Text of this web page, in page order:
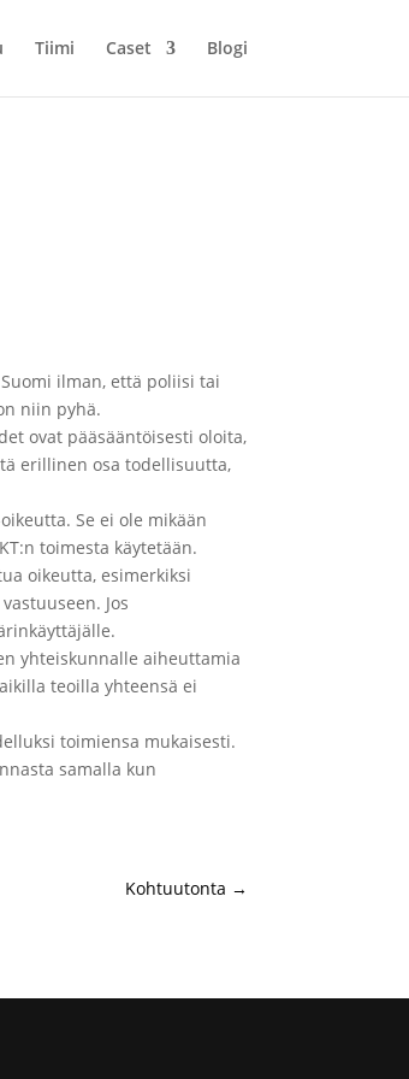
Tiimi Caset Blogi
ilman, että poliisi tai
niin pyhä.
ovat pääsääntöisesti oloita,
erillinen osa todellisuutta,
Se ei ole mikään
toimesta käytetään.
oikeutta, esimerkiksi
Jos
yhteiskunnalle aiheuttamia
teoilla yhteensä ei
toimiensa mukaisesti.
samalla kun
Kohtuutonta →